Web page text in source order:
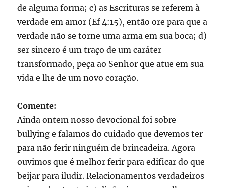
de alguma forma; c) as Escrituras se referem à
verdade em amor (Ef 4:15), então ore para que a
verdade não se torne uma arma em sua boca; d)
ser sincero é um traço de um caráter
transformado, peça ao Senhor que atue em sua
vida e lhe de um novo coração.
Comente:
Ainda ontem nosso devocional foi sobre
bullying e falamos do cuidado que devemos ter
para não ferir ninguém de brincadeira. Agora
ouvimos que é melhor ferir para edificar do que
beijar para iludir. Relacionamentos verdadeiros